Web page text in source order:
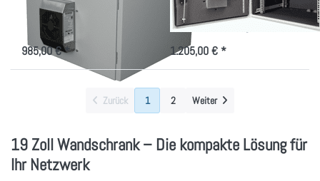
Indoor/Outdoorgehäuse 7-20HE,
50W Peltier Kühlung
985,00 € *
Indoor/Outdoorgehäuse 7-20HE,
100W Peltier Kühlung
1.205,00 € *
Zurück 1 2 Weiter
19 Zoll Wandschrank – Die kompakte Lösung für
Ihr Netzwerk